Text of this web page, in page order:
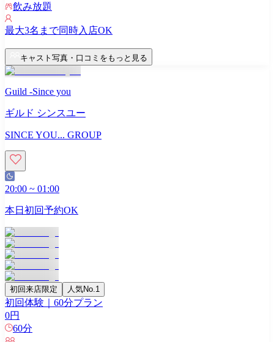
飲み放題
最大3名まで同時入店OK
キャスト写真・口コミをもっと見る
Guild -Since you
ギルド シンスユー
SINCE YOU... GROUP
20:00 ~ 01:00
本日初回予約OK
初回来店限定 人気No.1
初回体験｜60分プラン
0円
60分